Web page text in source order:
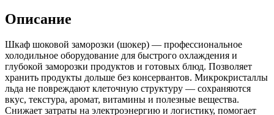
Описание
Шкаф шоковой заморозки (шокер) — профессиональное
холодильное оборудование для быстрого охлаждения и
глубокой заморозки продуктов и готовых блюд. Позволяет
хранить продукты дольше без консервантов. Микрокристаллы
льда не повреждают клеточную структуру — сохраняются
вкус, текстура, аромат, витамины и полезные вещества.
Снижает затраты на электроэнергию и логистику, помогает